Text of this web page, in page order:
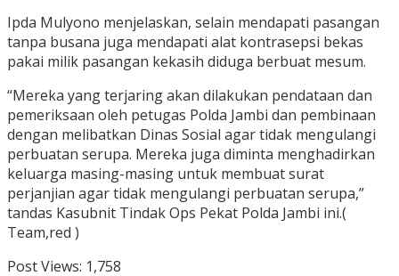
Ipda Mulyono menjelaskan, selain mendapati pasangan
tanpa busana juga mendapati alat kontrasepsi bekas
pakai milik pasangan kekasih diduga berbuat mesum.
“Mereka yang terjaring akan dilakukan pendataan dan
pemeriksaan oleh petugas Polda Jambi dan pembinaan
dengan melibatkan Dinas Sosial agar tidak mengulangi
perbuatan serupa. Mereka juga diminta menghadirkan
keluarga masing-masing untuk membuat surat
perjanjian agar tidak mengulangi perbuatan serupa,”
tandas Kasubnit Tindak Ops Pekat Polda Jambi ini.(
Team,red )
Post Views: 1,758